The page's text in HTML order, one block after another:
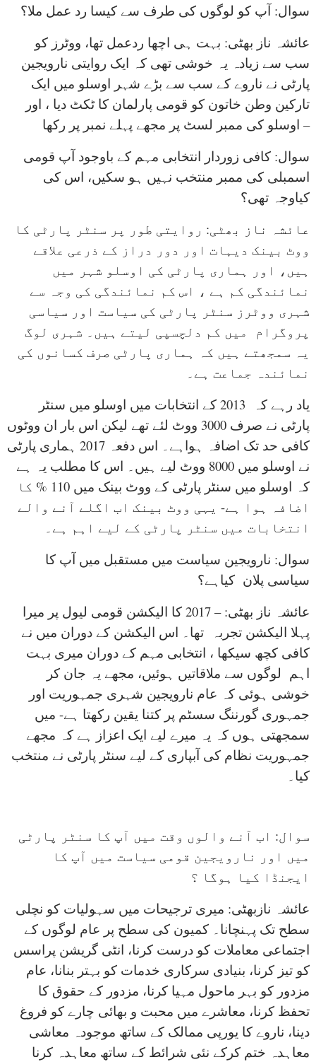
سوال: آپ کو لوگوں کی طرف سے کیسا رد عمل ملا؟
عائشہ ناز بھٹی: بہت ہی اچھا ردعمل تھا، ووٹرز کو
سب سے زیادہ یہ خوشی تھی کہ ایک روایتی نارویجین
پارٹی نے ناروے کے سب سے بڑے شہر اوسلو میں ایک
تارکین وطن خاتون کو قومی پارلمان کا ٹکٹ دیا ، اور
اوسلو کی ممبر لسٹ پر مجھے پہلے نمبر پر رکھا –
اسمبلی کی ممبر منتخب نہیں ہو سکیں، اس کی
کیاوجہ تھی؟
عائشہ ناز بھٹی: روایتی طور پر سنٹر پارٹی کا
ووٹ بینک دیہات اور دور دراز کے ذرعی علاقے
ہیں، اور ہماری پارٹی کی اوسلو شہر میں
نمائندگی کم ہے ، اس کم نمائندگی کی وجہ سے
شہری ووٹرز سنٹر پارٹی کی سیاست اور سیاسی
پروگرام میں کم دلچسپی لیتے ہیں۔ شہری لوگ
یہ سمجھتے ہیں کہ ہماری پارٹی صرف کسانوں کی
نمائندہ جماعت ہے۔
پارٹی نے صرف 3000 ووٹ لئے تھے لیکن اس بار ان ووٹوں
کافی حد تک اضافہ ہواہے۔ اس دفعہ 2017 ہماری پارٹی
نے اوسلو میں 8000 ووٹ لیے ہیں۔ اس کا مطلب یہ ہے
کہ اوسلو میں سنٹر پارٹی کے ووٹ بینک میں 110 % کا
اضافہ ہوا ہے- یہی ووٹ بینک اب اگلے آنے والے
انتخابات میں سنٹر پارٹی کے لیے اہم ہے۔
سوال: نارویجین سیاست میں مستقبل میں آپ کا
سیاسی پلان کیاہے؟
عائشہ ناز بھٹی: – 2017 کا الیکشن قومی لیول پر میرا
پہلا الیکشن تجربہ تھا۔ اس الیکشن کے دوران میں نے
کافی کچھ سیکھا ، انتخابی مہم کے دوران میری بہت
اہم لوگوں سے ملاقاتیں ہوئیں، مجھے یہ جان کر
خوشی ہوئی کہ عام نارویجین شہری جمہوریت اور
جمہوری گورننگ سسٹم پر کتنا یقین رکھتا ہے- میں
سمجھتی ہوں کہ یہ میرے لیے ایک اعزاز ہے کہ مجھے
جمہوریت نظام کی آبپاری کے لیے سنٹر پارٹی نے منتخب
کیا۔
میں اور نارویجین قومی سیاست میں آپ کا
ایجنڈا کیا ہوگا ؟
عائشہ نازبھٹی: میری ترجیحات میں سہولیات کو نچلی
سطح تک پہنچانا۔ کمیون کی سطح پر عام لوگوں کے
اجتماعی معاملات کو درست کرنا، انٹی گریشن پراسس
کو تیز کرنا، بنیادی سرکاری خدمات کو بہتر بنانا، عام
مزدور کو بہر ماحول مہیا کرنا، مزدور کے حقوق کا
تحفظ کرنا، معاشرے میں محبت و بھائی چارے کو فروغ
دینا، ناروے کا یورپی ممالک کے ساتھ موجودہ معاشی
معاہدہ ختم کرکے نئی شرائط کے ساتھ معاہدہ کرنا